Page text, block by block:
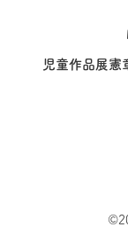
児童作品展憲